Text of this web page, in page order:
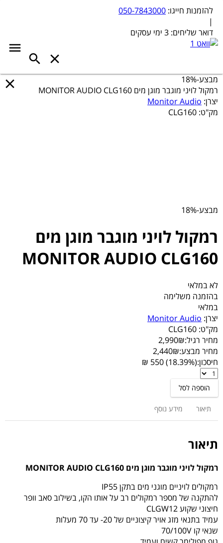
להזמנות חייגו: 050-7843000
|
דואר שליחים: 3 ימי עסקים
מבצע-18%
רמקול לויני מוגבר מוגן מים MONITOR AUDIO CLG160
יצרן: Monitor Audio
מק"ט: CLG160
מבצע-18%
רמקול לויני מוגבר מוגן מים
MONITOR AUDIO CLG160
לא במלאי
בהזמנה משלימה
במלאי
יצרן: Monitor Audio
מק"ט: CLG160
מחיר רגיל:
2,990₪
מחיר מבצע:
2,440₪
חיסכון:(18.39%) 550 ₪
רמקול
לויני
מוגבר
מוגן
AUDIO
CLG160
הוספה לסל
תיאור מידע נוסף
תיאור
רמקול לויני מוגבר מוגן מים MONITOR AUDIO CLG160
רמקולים לויניים מוגני מים בתקן IP55
להתקנה של מספר רמקולים רב על אותו הקו, בשילוב סאב וופר
חיצוני שקוע CLGW12
עמיד בתנאי מזג אויר קיצוניים של 20- עד 70 מעלות
שנאי קו 70/100V